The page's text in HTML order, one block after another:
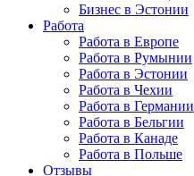
Бизнес в Эстонии
Работа
Работа в Европе
Работа в Румынии
Работа в Эстонии
Работа в Чехии
Работа в Германии
Работа в Бельгии
Работа в Канаде
Работа в Польше
Отзывы